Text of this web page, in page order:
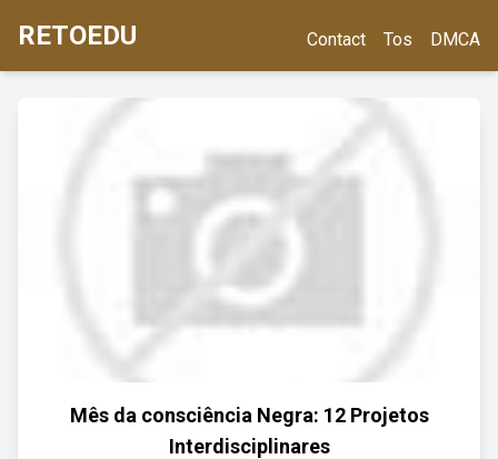
RETOEDU Contact Tos DMCA
Mês da consciência Negra: 12 Projetos
Interdisciplinares